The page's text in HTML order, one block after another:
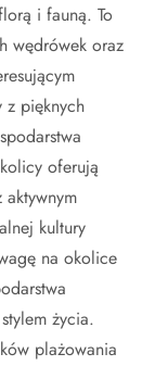
i fauną. To
wędrówek oraz
z pięknych
oferują
kultury
na okolice
życia.
plażowania